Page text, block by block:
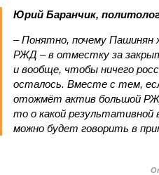
Юрий Баранчик,
– Понятно, почему
РЖД – в отместку за
и вообще, чтобы ничего
осталось. Вместе с тем,
отожмёт актив большой
то о какой результативной
можно будет говорить в